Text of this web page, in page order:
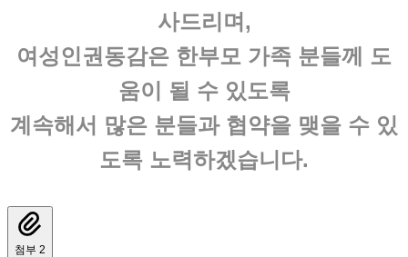
사드리며,
여성인권동감은 한부모 가족 분들께 도
움이 될 수 있도록
계속해서 많은 분들과 협약을 맺을 수 있
도록 노력하겠습니다.
첨부 2